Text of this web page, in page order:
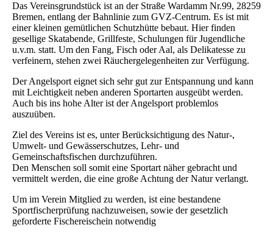
Das Vereinsgrundstück ist an der Straße Wardamm Nr.99, 28259
Bremen, entlang der Bahnlinie zum GVZ-Centrum. Es ist mit
einer kleinen gemütlichen Schutzhütte bebaut. Hier finden
gesellige Skatabende, Grillfeste, Schulungen für Jugendliche
u.v.m. statt. Um den Fang, Fisch oder Aal, als Delikatesse zu
verfeinern, stehen zwei Räuchergelegenheiten zur Verfügung.
Der Angelsport eignet sich sehr gut zur Entspannung und kann
mit Leichtigkeit neben anderen Sportarten ausgeübt werden.
Auch bis ins hohe Alter ist der Angelsport problemlos
auszuüben.
Ziel des Vereins ist es, unter Berücksichtigung des Natur-,
Umwelt- und Gewässerschutzes, Lehr- und
Gemeinschaftsfischen durchzuführen.
Den Menschen soll somit eine Sportart näher gebracht und
vermittelt werden, die eine große Achtung der Natur verlangt.
Um im Verein Mitglied zu werden, ist eine bestandene
Sportfischerprüfung nachzuweisen, sowie der gesetzlich
geforderte Fischereischein notwendig